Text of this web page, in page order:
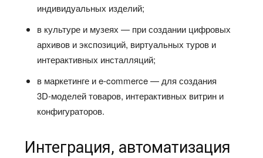
индивидуальных изделий;
в культуре и музеях — при создании цифровых
архивов и экспозиций, виртуальных туров и
интерактивных инсталляций;
в маркетинге и e‑commerce — для создания
3D‑моделей товаров, интерактивных витрин и
конфигураторов.
Интеграция, автоматизация